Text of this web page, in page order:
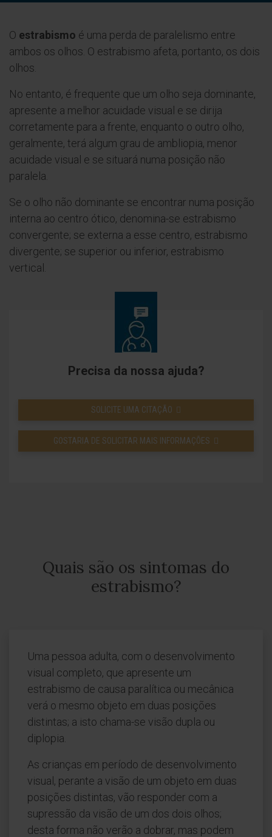
O estrabismo é uma perda de paralelismo entre
ambos os olhos. O estrabismo afeta, portanto, os dois
olhos.
No entanto, é frequente que um olho seja dominante,
apresente a melhor acuidade visual e se dirija
corretamente para a frente, enquanto o outro olho,
geralmente, terá algum grau de ambliopia, menor
acuidade visual e se situará numa posição não
paralela.
Se o olho não dominante se encontrar numa posição
interna ao centro ótico, denomina-se estrabismo
convergente; se externa a esse centro, estrabismo
divergente; se superior ou inferior, estrabismo
vertical.
Precisa da nossa ajuda?
SOLICITE UMA CITAÇÃO
GOSTARIA DE SOLICITAR MAIS INFORMAÇÕES
Quais são os sintomas do
estrabismo?
Uma pessoa adulta, com o desenvolvimento
visual completo, que apresente um
estrabismo de causa paralítica ou mecânica
verá o mesmo objeto em duas posições
distintas; a isto chama-se visão dupla ou
diplopia.
As crianças em período de desenvolvimento
visual, perante a visão de um objeto em duas
posições distintas, vão responder com a
supressão da visão de um dos dois olhos;
desta forma não verão a dobrar, mas podem